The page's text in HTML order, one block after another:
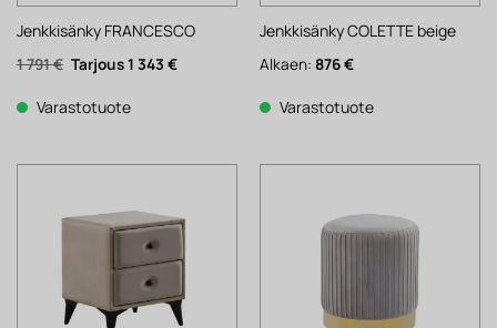
Jenkkisänky FRANCESCO
1 791€ Alkuperäinen
hinta
1
791 €.
1 343 €Nykyinen
Varastotuote
Jenkkisänky COLETTE beige
Alkaen: 876€
Varastotuote